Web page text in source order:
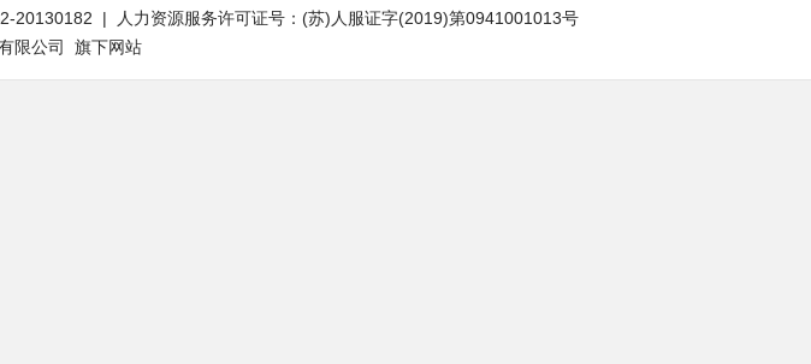
20130182 | 人力资源服务许可证号：(苏)人服证字(2019)第0941001013号
限公司 旗下网站